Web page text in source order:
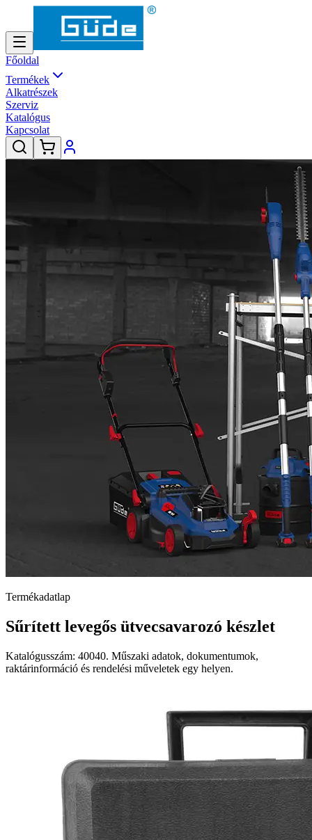
Főoldal
Termékek
Alkatrészek
Szerviz
Katalógus
Kapcsolat
Termékadatlap
Sűrített levegős ütvecsavarozó készlet
Katalógusszám: 40040. Műszaki adatok, dokumentumok,
raktárinformáció és rendelési műveletek egy helyen.